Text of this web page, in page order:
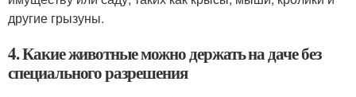
другие грызуны.
4. Какие животные можно держать на даче без
специального разрешения